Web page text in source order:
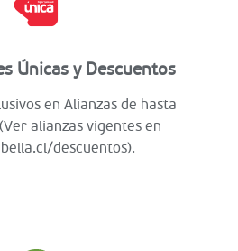
Únicas y Descuentos
en Alianzas de hasta
alianzas vigentes en
descuentos).